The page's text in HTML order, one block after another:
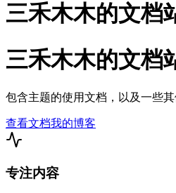
三禾木木的文档
三禾木木的文档
包含主题的使用文档，以及一些其
查看文档我的博客
专注内容